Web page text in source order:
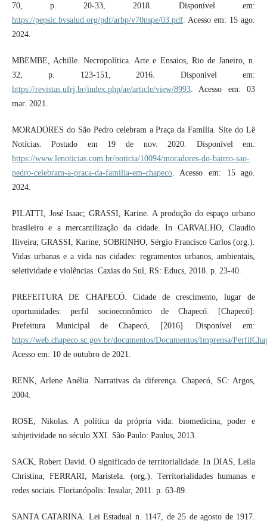
70, p. 20-33, 2018. Disponível em:
https://pepsic.bvsalud.org/pdf/arbp/v70nspe/03.pdf. Acesso em: 15 ago.
2024.
MBEMBE, Achille. Necropolítica. Arte e Ensaios, Rio de Janeiro, n.
32, p. 123-151, 2016. Disponível em:
https://revistas.ufrj.br/index.php/ae/article/view/8993. Acesso em: 03
mar. 2021.
MORADORES do São Pedro celebram a Praça da Família. Site do Lê
Notícias. Postado em 19 de nov. 2020. Disponível em:
https://www.lenoticias.com.br/noticia/10094/moradores-do-bairro-sao-
pedro-celebram-a-praca-da-familia-em-chapeco. Acesso em: 15 ago.
2024.
PILATTI, José Isaac; GRASSI, Karine. A produção do espaço urbano
brasileiro e a mercantilização da cidade. In CARVALHO, Claudio
Iliveira; GRASSI, Karine; SOBRINHO, Sérgio Francisco Carlos (org.).
Vidas urbanas e a vida nas cidades: regramentos urbanos, ambientais,
seletividade e violências. Caxias do Sul, RS: Educs, 2018. p. 23-40.
PREFEITURA DE CHAPECÓ. Cidade de crescimento, lugar de
oportunidades: perfil socioeconômico de Chapecó. [Chapecó]:
Prefeitura Municipal de Chapecó, [2016]. Disponível em:
https://web.chapeco.sc.gov.br/documentos/Documentos/Imprensa/
Acesso em: 10 de outubro de 2021.
RENK, Arlene Anélia. Narrativas da diferença. Chapecó, SC: Argos,
2004.
ROSE, Nikolas. A política da própria vida: biomedicina, poder e
subjetividade no século XXI. São Paulo: Paulus, 2013.
SACK, Robert David. O significado de territorialidade. In DIAS, Leila
Christina; FERRARI, Maristela. (org.). Territorialidades humanas e
redes sociais. Florianópolis: Insular, 2011. p. 63-89.
SANTA CATARINA. Lei Estadual n. 1147, de 25 de agosto de 1917.